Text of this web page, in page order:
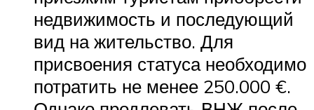
недвижимость и последующий
вид на жительство. Для
присвоения статуса необходимо
потратить не менее 250.000 €.